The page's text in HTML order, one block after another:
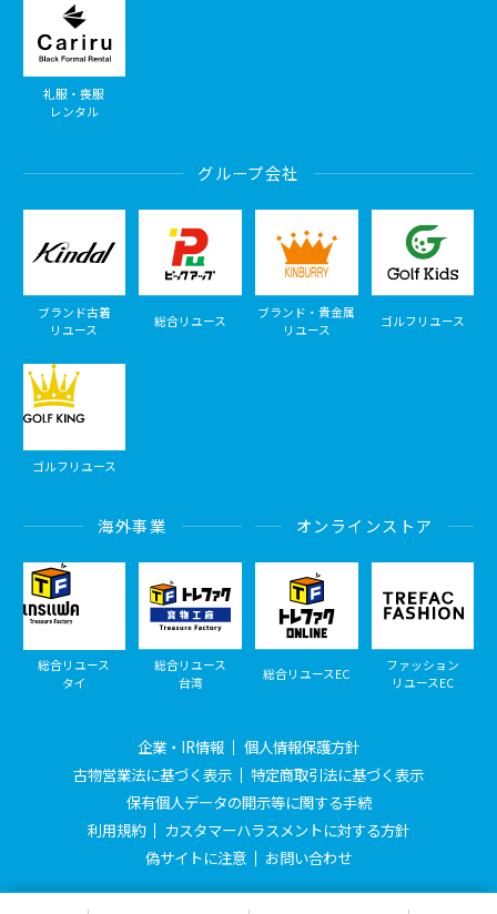
礼服・喪服
レンタル
グループ会社
ブランド古着
リユース
総合リユース
ブランド・貴金属
リユース
ゴルフリユース
ゴルフリユース
海外事業
総合リユース
タイ
総合リユース
台湾
オンラインストア
総合リユースEC
ファッション
リユースEC
企業・IR情報
個人情報保護方針
古物営業法に基づく表示
特定商取引法に基づく表示
保有個人データの開示等に関する手続
利用規約
カスタマーハラスメントに対する方針
偽サイトに注意
お問い合わせ